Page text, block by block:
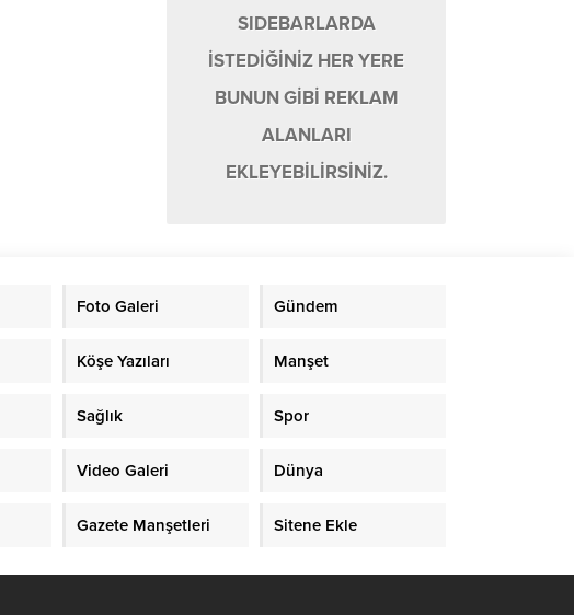
SIDEBARLARDA
İSTEDİĞİNİZ HER YERE
BUNUN GİBİ REKLAM
ALANLARI
EKLEYEBİLİRSİNİZ.
Foto Galeri Gündem
Köşe Yazıları Manşet
Sağlık Spor
Video Galeri Dünya
Gazete Manşetleri Sitene Ekle